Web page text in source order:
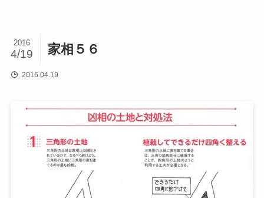
家相５６
2016
4/19
2016.04.19